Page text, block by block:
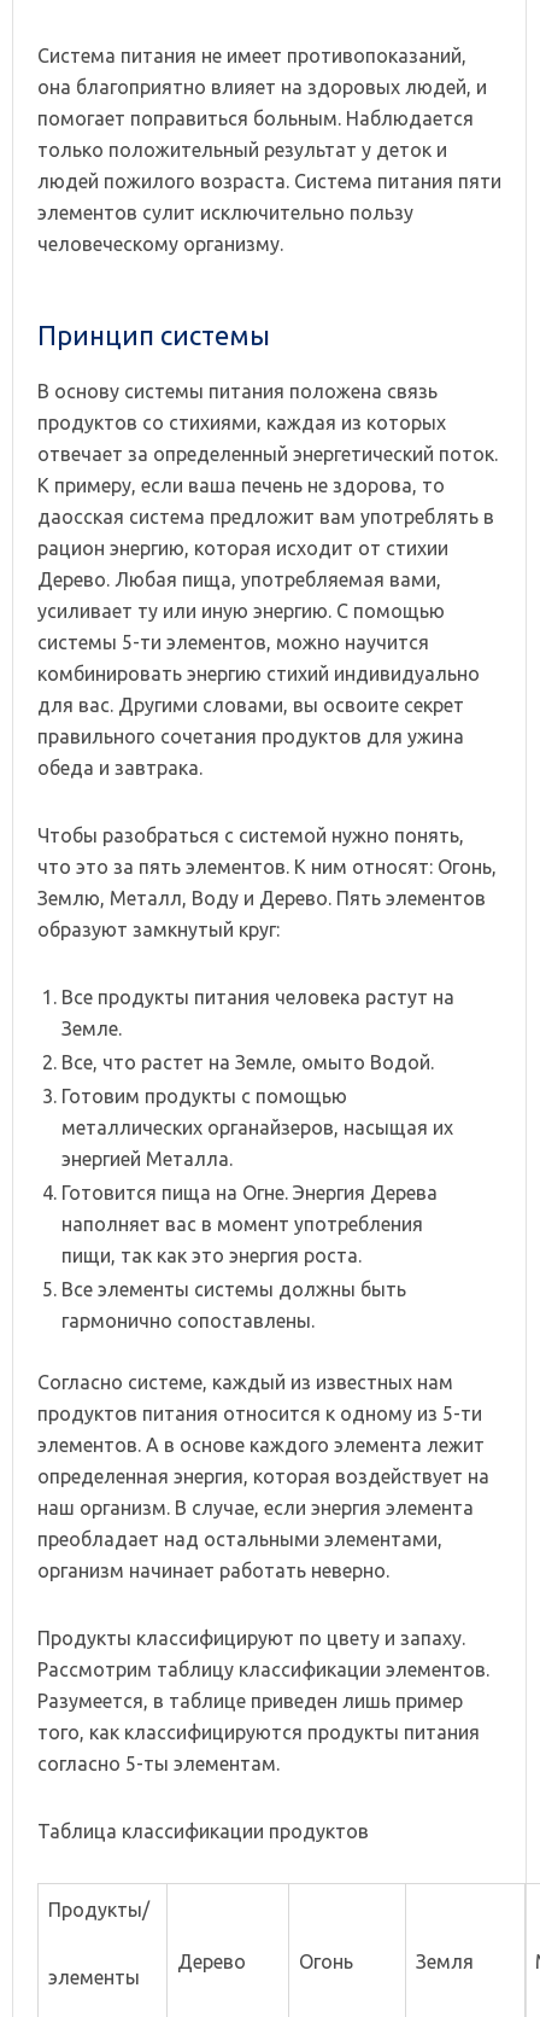
Система питания не имеет противопоказаний,
она благоприятно влияет на здоровых людей, и
помогает поправиться больным. Наблюдается
только положительный результат у деток и
людей пожилого возраста. Система питания пяти
элементов сулит исключительно пользу
человеческому организму.
Принцип системы
В основу системы питания положена связь
продуктов со стихиями, каждая из которых
отвечает за определенный энергетический поток.
К примеру, если ваша печень не здорова, то
даосская система предложит вам употреблять в
рацион энергию, которая исходит от стихии
Дерево. Любая пища, употребляемая вами,
усиливает ту или иную энергию. С помощью
системы 5-ти элементов, можно научится
комбинировать энергию стихий индивидуально
для вас. Другими словами, вы освоите секрет
правильного сочетания продуктов для ужина
обеда и завтрака.
Чтобы разобраться с системой нужно понять,
что это за пять элементов. К ним относят: Огонь,
Землю, Металл, Воду и Дерево. Пять элементов
образуют замкнутый круг:
Все продукты питания человека растут на
Земле.
Все, что растет на Земле, омыто Водой.
Готовим продукты с помощью
металлических органайзеров, насыщая их
энергией Металла.
Готовится пища на Огне. Энергия Дерева
наполняет вас в момент употребления
пищи, так как это энергия роста.
Все элементы системы должны быть
гармонично сопоставлены.
Согласно системе, каждый из известных нам
продуктов питания относится к одному из 5-ти
элементов. А в основе каждого элемента лежит
определенная энергия, которая воздействует на
наш организм. В случае, если энергия элемента
преобладает над остальными элементами,
организм начинает работать неверно.
Продукты классифицируют по цвету и запаху.
Рассмотрим таблицу классификации элементов.
Разумеется, в таблице приведен лишь пример
того, как классифицируются продукты питания
согласно 5-ты элементам.
Таблица классификации продуктов
Продукты/
элементы
Дерево Огонь Земля